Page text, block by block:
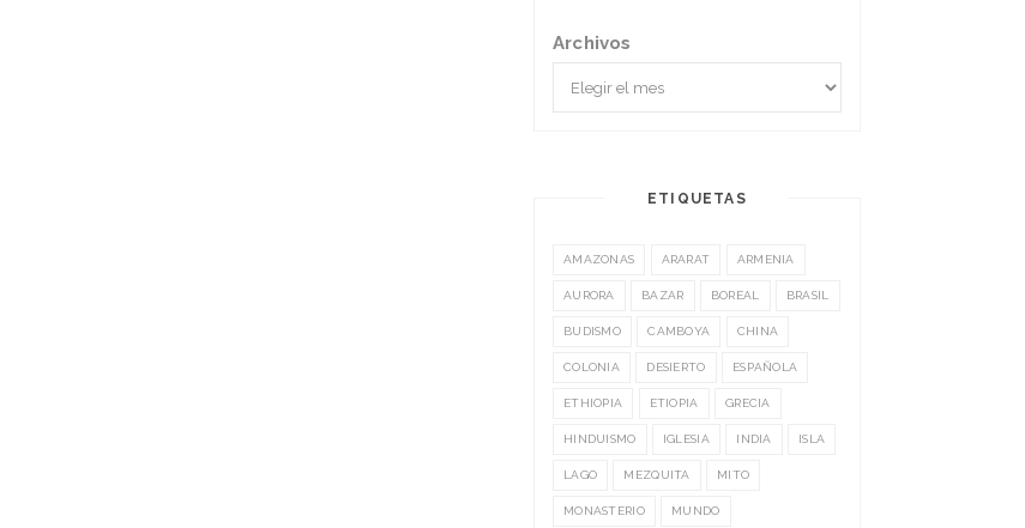
Archivos
ETIQUETAS
AMAZONAS ARARAT ARMENIA
AURORA BAZAR BOREAL BRASIL
BUDISMO CAMBOYA CHINA
COLONIA DESIERTO ESPAÑOLA
ETHIOPIA ETIOPIA GRECIA
HINDUISMO IGLESIA INDIA ISLA
LAGO MEZQUITA MITO
MONASTERIO MUNDO